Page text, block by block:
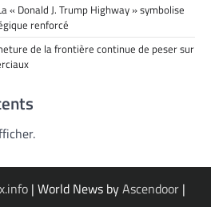
« Donald J. Trump Highway » symbolise
renforcé
de la frontière continue de peser sur
| World News byAscendoor |